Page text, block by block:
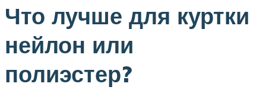
Что лучше для куртки
нейлон или
полиэстер?